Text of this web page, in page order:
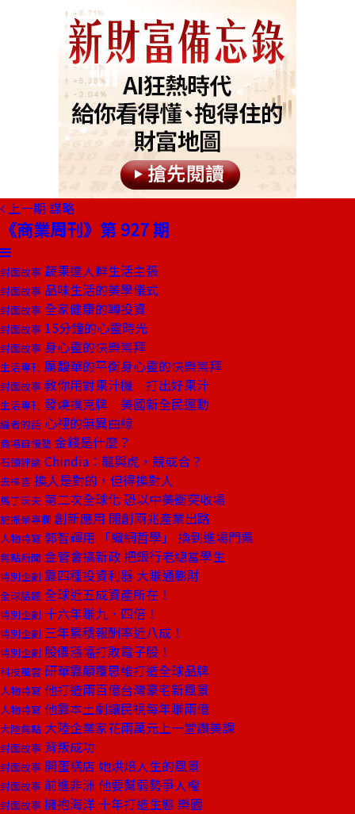
上一期 謀略
《商業周刊》第 927 期
封面故事 蔬果達人鮮生活主張
封面故事 品味生活的美學儀式
封面故事 全家健康的轉投資
封面故事 15分鐘的心靈時光
封面故事 身心靈的快樂崇拜
生活專刊 厲馥華的平衡身心靈的快樂崇拜
封面故事 教你用對果汁機 打出好果汁
生活專刊 發燒撲克牌 美國新全民運動
編者的話 心裡的無異曲線
商場自慢塾 金錢是什麼？
石頭評論 Chindia：龍與虎，競或合？
去梯言 換人是對的，但得換對人
馬丁沃夫 第二次全球化 恐以中美衝突收場
施振榮專欄 創新應用 開創兩兆產業出路
人物特寫 郭智輝用 「織網哲學」 換到進場門票
焦點新聞 金管會搞新政 把銀行老總當學生
特別企劃 靠四種投資利器 大賺通膨財
全球話題 全球近五成資產所在！
特別企劃 十六年賺九．四倍！
特別企劃 三年累積報酬率近八成！
特別企劃 股價漲幅打敗電子股！
科技風雲 研華靠顛覆思維打造全球品牌
人物特寫 他打造兩百億台灣豪宅新風景
人物特寫 他靠本土劇讓民視每年賺兩億
大陸焦點 大陸企業家花兩萬元上一堂讚美課
封面故事 背叛成功
封面故事 開蛋糕店 她烘焙人生的風景
封面故事 前進非洲 他要幫弱勢爭人權
封面故事 擁抱海洋 十年打造生態 樂園